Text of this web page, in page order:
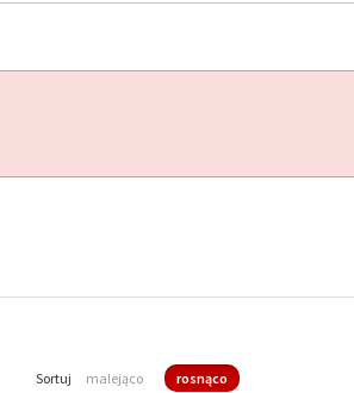
Sortuj malejąco rosnąco